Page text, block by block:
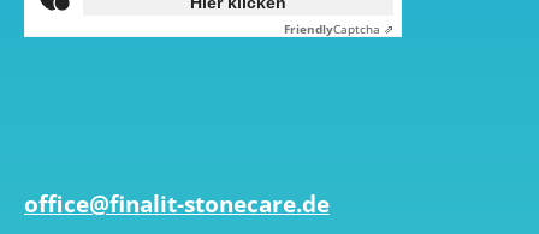
FriendlyCaptcha ⇗
office@finalit-stonecare.de